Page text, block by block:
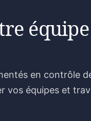
en contrôle
vos équipes et